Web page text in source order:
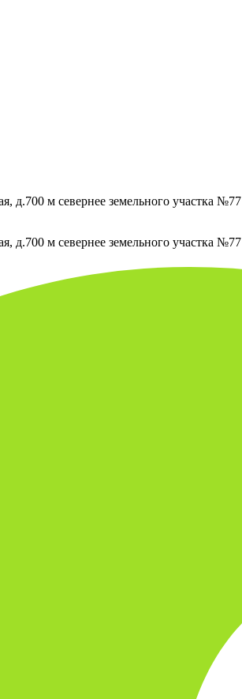
д.700 м севернее земельного участка №77
д.700 м севернее земельного участка №77